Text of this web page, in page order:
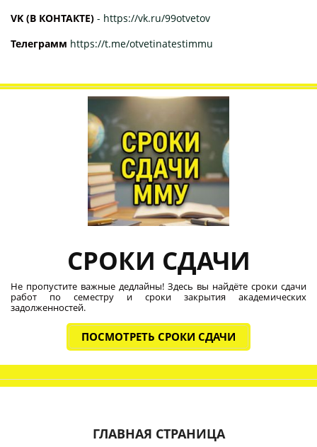
VK (В КОНТАКТЕ) - https://vk.ru/99otvetov
Телеграмм https://t.me/otvetinatestimmu
СРОКИ СДАЧИ
Не пропустите важные дедлайны! Здесь вы найдёте сроки сдачи
работ по семестру и сроки закрытия академических
задолженностей.
ПОСМОТРЕТЬ СРОКИ СДАЧИ
ГЛАВНАЯ СТРАНИЦА